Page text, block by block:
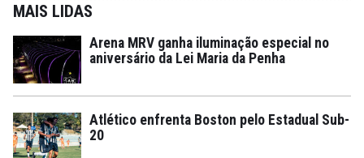
MAIS LIDAS
Arena MRV ganha iluminação especial no
aniversário da Lei Maria da Penha
Atlético enfrenta Boston pelo Estadual Sub-
20